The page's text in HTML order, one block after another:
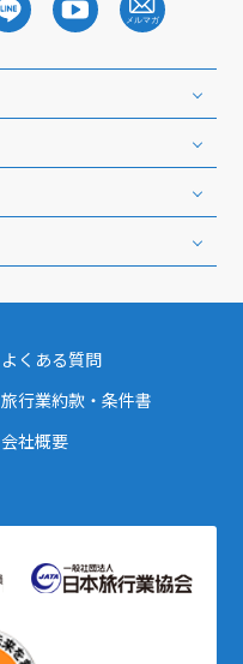
よくある質問
旅行業約款・条件書
会社概要